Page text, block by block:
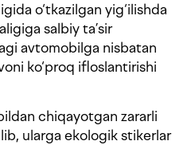
o‘tkazilgan yig‘ilishda
salbiy ta’sir
avtomobilga nisbatan
ko‘proq ifloslantirishi
chiqayotgan zararli
ularga ekologik stikerlar